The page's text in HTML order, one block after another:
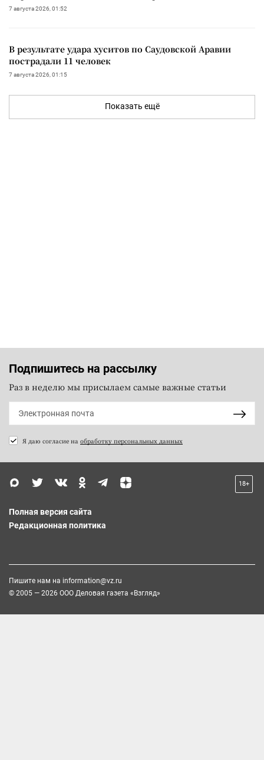
7 августа 2026, 01:52
В результате удара хуситов по Саудовской Аравии
пострадали 11 человек
7 августа 2026, 01:15
Показать ещё
Подпишитесь на рассылку
Раз в неделю мы присылаем самые важные статьи
Я даю согласие на обработку персональных данных
18+
Полная версия сайта
Редакционная политика
Пишите нам на information@vz.ru
© 2005 — 2026 ООО Деловая газета «Взгляд»